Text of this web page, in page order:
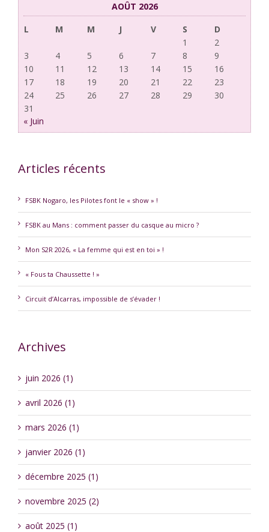
AOÛT 2026
L
M M J V S
D
1
2
3
4 5 6 7 8
9
10
11 12 13 14 15
16
17
18 19 20 21 22
23
24
25 26 27 28 29
30
31
« Juin
Articles récents
FSBK Nogaro, les Pilotes font le « show » !
FSBK au Mans : comment passer du casque au micro ?
Mon S2R 2026, « La femme qui est en toi » !
« Fous ta Chaussette ! »
Circuit d’Alcarras, impossible de s’évader !
Archives
juin 2026 (1)
avril 2026 (1)
mars 2026 (1)
janvier 2026 (1)
décembre 2025 (1)
novembre 2025 (2)
août 2025 (1)